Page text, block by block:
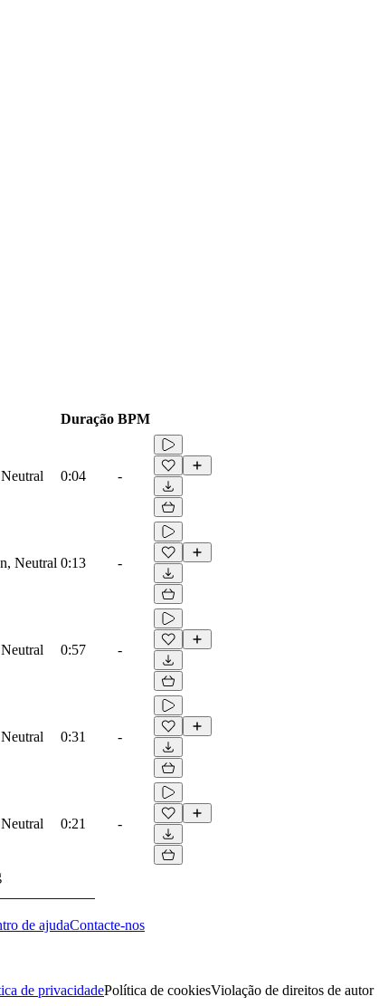
Duração BPM
0:04 -
Neutral 0:13 -
0:57 -
0:31 -
0:21 -
de ajudaContacte-nos
de privacidadePolítica de cookiesViolação de direitos de autor